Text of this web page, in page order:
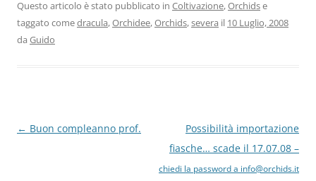
Questo articolo è stato pubblicato in Coltivazione,Orchidse
taggato comedracula,Orchidee,Orchids,severa il 10 Luglio, 2008
da Guido
Navigazione
← Buon compleanno prof.
Possibilità importazione
fiasche… scade il 17.07.08 –
chiedi la password a info@orchids.it